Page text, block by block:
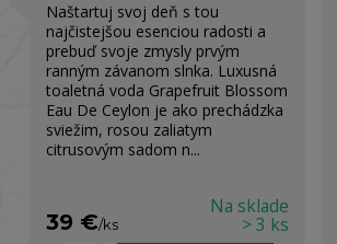
Naštartuj svoj deň s tou
najčistejšou esenciou radosti a
prebuď svoje zmysly prvým
ranným závanom slnka. Luxusná
toaletná voda Grapefruit Blossom
Eau De Ceylon je ako prechádzka
sviežim, rosou zaliatym
citrusovým sadom n...
39 €/ks
Na sklade
> 3 ks